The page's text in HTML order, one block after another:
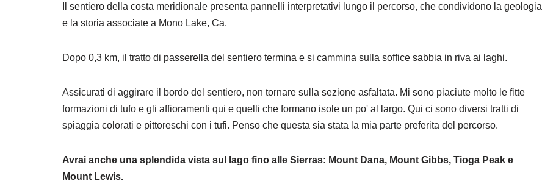
Il sentiero della costa meridionale presenta pannelli interpretativi lungo il percorso, che condividono la geologia
e la storia associate a Mono Lake, Ca.
Dopo 0,3 km, il tratto di passerella del sentiero termina e si cammina sulla soffice sabbia in riva ai laghi.
Assicurati di aggirare il bordo del sentiero, non tornare sulla sezione asfaltata. Mi sono piaciute molto le fitte
formazioni di tufo e gli affioramenti qui e quelli che formano isole un po' al largo. Qui ci sono diversi tratti di
spiaggia colorati e pittoreschi con i tufi. Penso che questa sia stata la mia parte preferita del percorso.
Avrai anche una splendida vista sul lago fino alle Sierras: Mount Dana, Mount Gibbs, Tioga Peak e
Mount Lewis.